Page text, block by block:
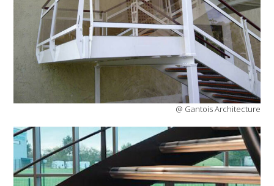
@ Gantois Architecture